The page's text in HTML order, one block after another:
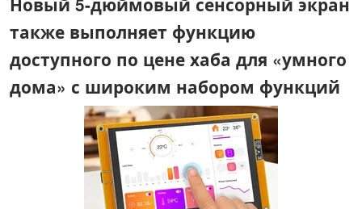
также выполняет функцию
доступного по цене хаба для «умного
дома» с широким набором функций